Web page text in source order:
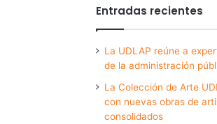
Entradas recientes
La UDLAP reúne a
de la administración
La Colección de Arte
con nuevas obras de
consolidados